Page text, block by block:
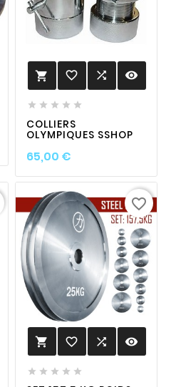
 favorite_border  visibility
    
COLLIERS
OLYMPIQUES SSHOP
65,00 €Prix
 favorite_border  visibility
    
favorite_border